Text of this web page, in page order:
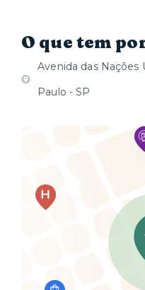
O que tem
Avenida das Nações
Paulo - SP